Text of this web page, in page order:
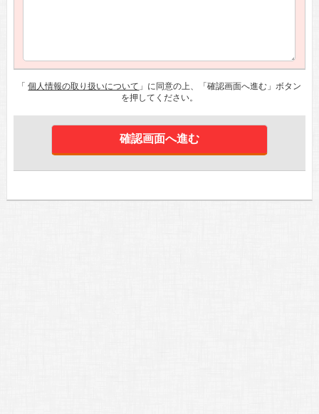
「個人情報の取り扱いについて 」に同意の上、「確認画面へ進む」ボタン
を押してください。